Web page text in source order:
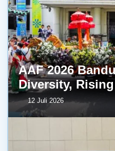
AAF 2026
Diversity,
12 Juli 2026